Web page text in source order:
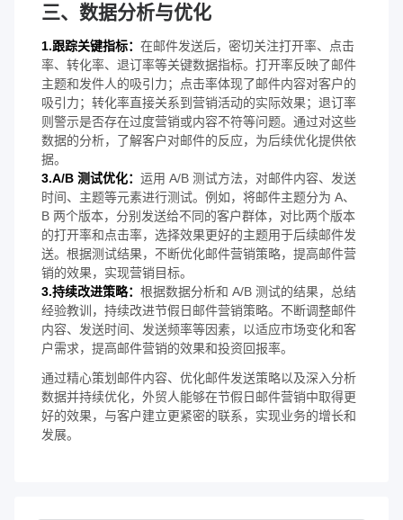
三、数据分析与优化
1.跟踪关键指标： 在邮件发送后，密切关注打开率、点击
率、转化率、退订率等关键数据指标。打开率反映了邮件
主题和发件人的吸引力；点击率体现了邮件内容对客户的
吸引力；转化率直接关系到营销活动的实际效果；退订率
则警示是否存在过度营销或内容不符等问题。通过对这些
数据的分析，了解客户对邮件的反应，为后续优化提供依
据。
3.A/B 测试优化： 运用 A/B 测试方法，对邮件内容、发送
时间、主题等元素进行测试。例如，将邮件主题分为 A、
B 两个版本，分别发送给不同的客户群体，对比两个版本
的打开率和点击率，选择效果更好的主题用于后续邮件发
送。根据测试结果，不断优化邮件营销策略，提高邮件营
销的效果，实现营销目标。
3.持续改进策略： 根据数据分析和 A/B 测试的结果，总结
经验教训，持续改进节假日邮件营销策略。不断调整邮件
内容、发送时间、发送频率等因素，以适应市场变化和客
户需求，提高邮件营销的效果和投资回报率。
通过精心策划邮件内容、优化邮件发送策略以及深入分析
数据并持续优化，外贸人能够在节假日邮件营销中取得更
好的效果，与客户建立更紧密的联系，实现业务的增长和
发展。